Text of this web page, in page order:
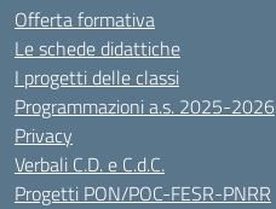
Offerta formativa
Le schede didattiche
I progetti delle classi
Programmazioni a.s. 2025-2026
Privacy
Verbali C.D. e C.d.C.
Progetti PON/POC-FESR-PNRR